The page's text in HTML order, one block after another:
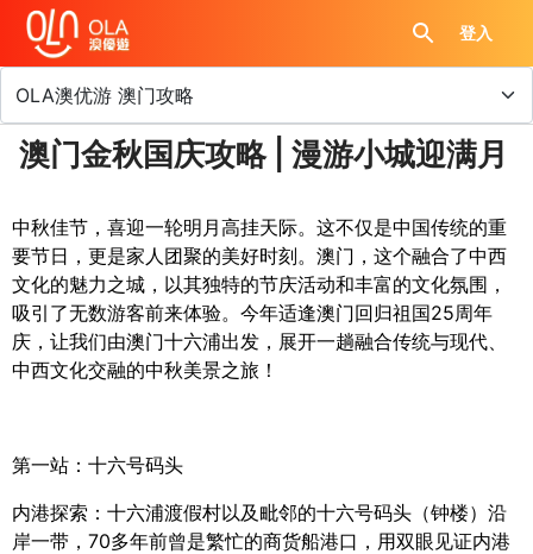
登入
澳门金秋国庆攻略 | 漫游小城迎满月
中秋佳节，喜迎一轮明月高挂天际。这不仅是中国传统的重
要节日，更是家人团聚的美好时刻。澳门，这个融合了中西
文化的魅力之城，以其独特的节庆活动和丰富的文化氛围，
吸引了无数游客前来体验。今年适逢澳门回归祖国25周年
庆，让我们由澳门十六浦出发，展开一趟融合传统与现代、
中西文化交融的中秋美景之旅！
第一站：十六号码头
内港探索：十六浦渡假村以及毗邻的十六号码头（钟楼）沿
岸一带， 70多年前曾是繁忙的商货船港口，用双眼见证内港